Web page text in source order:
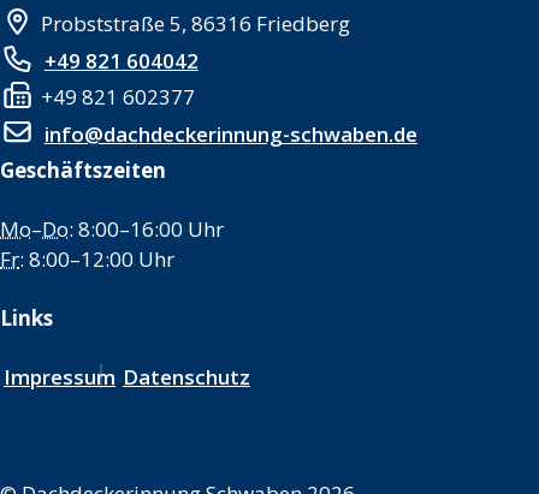
Probststraße 5, 86316 Friedberg
+49 821 604042
+49 821 602377
info@dachdeckerinnung-schwaben.de
Geschäftszeiten
Mo–Do: 8:00–16:00 Uhr
Fr: 8:00–12:00 Uhr
Links
Impressum Datenschutz